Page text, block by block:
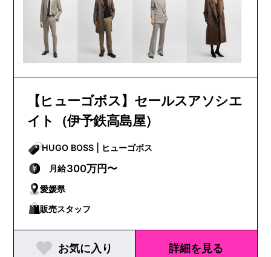
【ヒューゴボス】セールスアソシエ
イト（伊予鉄高島屋）
HUGO BOSS | ヒューゴボス
月給300万円〜
愛媛県
販売スタッフ
お気に入り 詳細を見る